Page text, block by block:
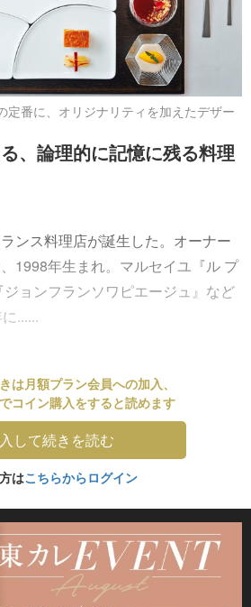
定番に、オリジナリティを加えたデザー
、論理的に記憶に残る料理
ンス料理店が誕生した。オーナー
1998年生まれ。マルセイユ『ル プ
ョンフランソワピエージュ』など
......
は月額プラン会員への加入、
コイン購入をすると読めます
して続きを読む
はこちらからログイン